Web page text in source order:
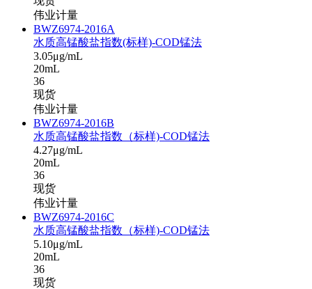
伟业计量
BWZ6974-2016A
水质高锰酸盐指数(标样)-COD锰法
3.05μg/mL
20mL
36
现货
伟业计量
BWZ6974-2016B
水质高锰酸盐指数（标样)-COD锰法
4.27μg/mL
20mL
36
现货
伟业计量
BWZ6974-2016C
水质高锰酸盐指数（标样)-COD锰法
5.10μg/mL
20mL
36
现货